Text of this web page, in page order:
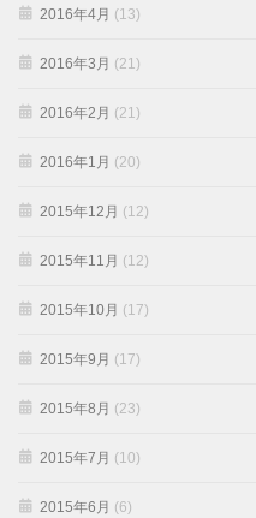
2016年4月 (13)
2016年3月 (21)
2016年2月 (21)
2016年1月 (20)
2015年12月 (12)
2015年11月 (12)
2015年10月 (17)
2015年9月 (17)
2015年8月 (23)
2015年7月 (10)
2015年6月 (6)